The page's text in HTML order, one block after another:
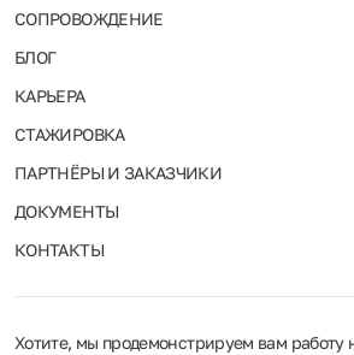
СОПРОВОЖДЕНИЕ
БЛОГ
КАРЬЕРА
СТАЖИРОВКА
ПАРТНЁРЫ И ЗАКАЗЧИКИ
ДОКУМЕНТЫ
КОНТАКТЫ
Хотите, мы продемонстрируем вам